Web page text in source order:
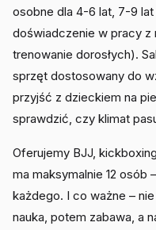
osobne dla 4-6 lat, 7-9 lat
doświadczenie w pracy z
trenowanie dorosłych).
sprzęt dostosowany do
przyjść z dzieckiem na
sprawdzić, czy klimat
Oferujemy BJJ,
ma maksymalnie 12 osób
każdego. I co ważne –
nauka, potem zabawa, a